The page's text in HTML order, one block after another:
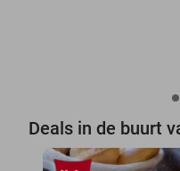
Deals in de buurt